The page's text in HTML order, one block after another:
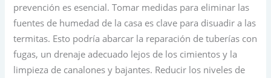
prevención es esencial. Tomar medidas para eliminar las
fuentes de humedad de la casa es clave para disuadir a las
termitas. Esto podría abarcar la reparación de tuberías con
fugas, un drenaje adecuado lejos de los cimientos y la
limpieza de canalones y bajantes. Reducir los niveles de